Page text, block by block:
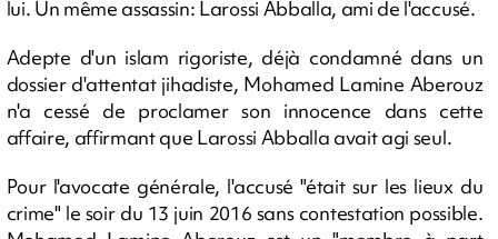
lui. Un même assassin: Larossi Abballa, ami de l'accusé.
Adepte d'un islam rigoriste, déjà condamné dans un
dossier d'attentat jihadiste, Mohamed Lamine Aberouz
n'a cessé de proclamer son innocence dans cette
affaire, affirmant que Larossi Abballa avait agi seul.
Pour l'avocate générale, l'accusé "était sur les lieux du
crime" le soir du 13 juin 2016 sans contestation possible.